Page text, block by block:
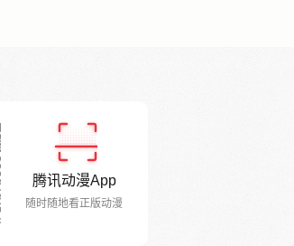
腾讯动漫App
随时随地看正版动漫